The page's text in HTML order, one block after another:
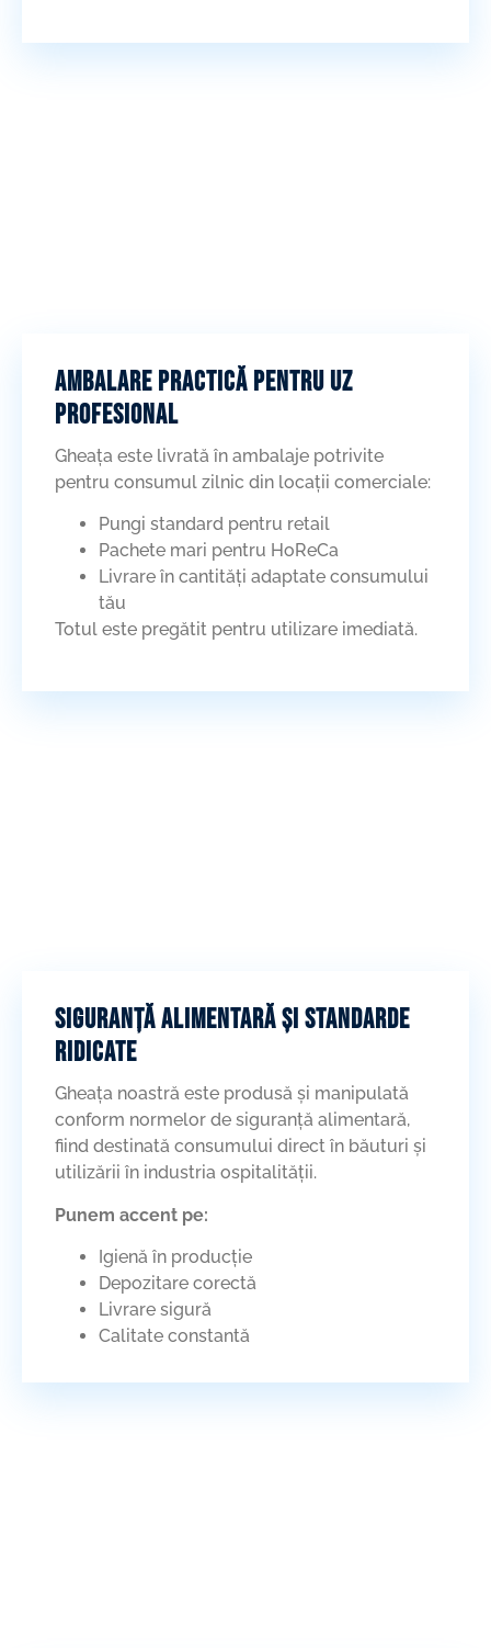
Ambalare practică pentru uz
profesional
Gheața este livrată în ambalaje potrivite
pentru consumul zilnic din locații comerciale:
Pungi standard pentru retail
Pachete mari pentru HoReCa
Livrare în cantități adaptate consumului
tău
Totul este pregătit pentru utilizare imediată.
Siguranță alimentară și standarde
ridicate
Gheața noastră este produsă și manipulată
conform normelor de siguranță alimentară,
fiind destinată consumului direct în băuturi și
utilizării în industria ospitalității.
Punem accent pe:
Igienă în producție
Depozitare corectă
Livrare sigură
Calitate constantă